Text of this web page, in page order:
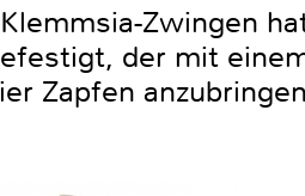
Zwingen
der mit
Zapfen